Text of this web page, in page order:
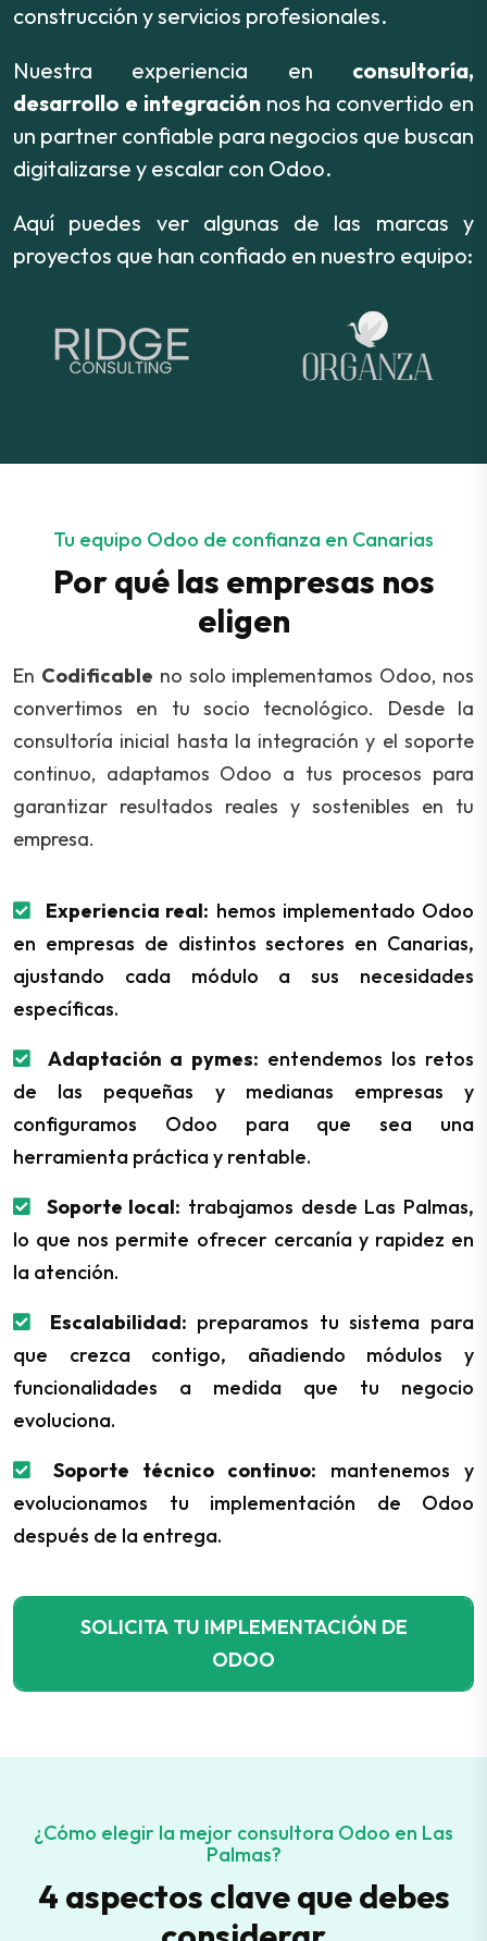
construcción y servicios profesionales.
Nuestra experiencia en consultoría,
desarrollo e integraciónnos ha convertido en
un partner confiable para negocios que buscan
digitalizarse y escalar con Odoo.
Aquí puedes ver algunas de las marcas y
proyectos que han confiado en nuestro equipo:
Tu equipo Odoo de confianza en Canarias
Por qué las empresas nos
eligen
En Codificable no solo implementamos Odoo, nos
convertimos en tu socio tecnológico. Desde la
consultoría inicial hasta la integración y el soporte
continuo, adaptamos Odoo a tus procesos para
garantizar resultados reales y sostenibles en tu
empresa.
Experiencia real: hemos implementado Odoo
en empresas de distintos sectores en Canarias,
ajustando cada módulo a sus necesidades
específicas.
Adaptación a pymes: entendemos los retos
de las pequeñas y medianas empresas y
configuramos Odoo para que sea una
herramienta práctica y rentable.
Soporte local: trabajamos desde Las Palmas,
lo que nos permite ofrecer cercanía y rapidez en
la atención.
Escalabilidad: preparamos tu sistema para
que crezca contigo, añadiendo módulos y
funcionalidades a medida que tu negocio
evoluciona.
Soporte técnico continuo: mantenemos y
evolucionamos tu implementación de Odoo
después de la entrega.
SOLICITA TU IMPLEMENTACIÓN DE
ODOO
¿Cómo elegir la mejor consultora Odoo en Las
Palmas?
4 aspectos clave que debes